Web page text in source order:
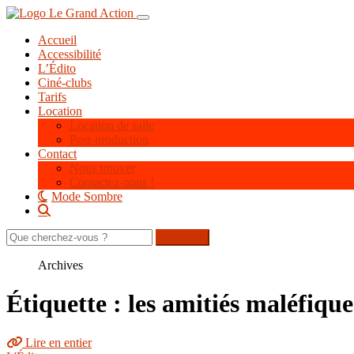
Aller
contenu
principal
Toggle navigation
Accueil
Accessibilité
L’Édito
Ciné-clubs
Tarifs
Location
Location de salle
Post-production
Contact
Nous trouver
Contactez-nous !
Mode Sombre
Rechercher
sur
Archives
Étiquette : les amitiés
Lire en entier